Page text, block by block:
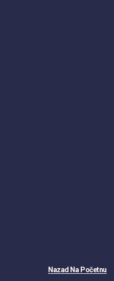
Nazad Na Početnu